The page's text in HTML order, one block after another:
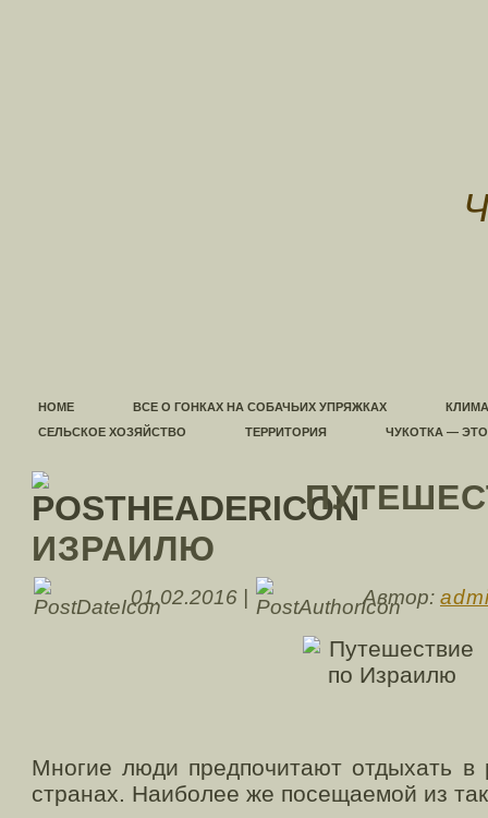
HOME ВСЕ О ГОНКАХ НА СОБАЧЬИХ УПРЯЖКАХ
СЕЛЬСКОЕ ХОЗЯЙСТВО
ТЕРРИТОРИЯ ЧУКОТКА —
ИЗРАИЛЮ
01.02.2016 | Автор:
Многие люди предпочитают отдыхать в
странах. Наиболее же посещаемой из